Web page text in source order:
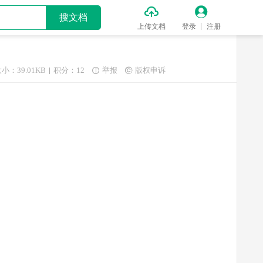
搜文档 
上传文档

登录 注册
小：39.01KB 积分：12  举报  版权申诉